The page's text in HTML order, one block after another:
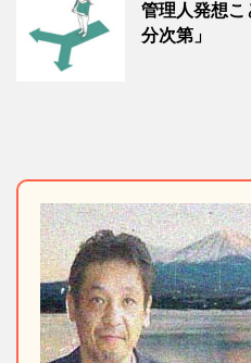
管理人発想こ
分次第」